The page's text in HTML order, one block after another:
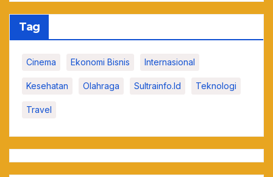
Tag
Cinema Ekonomi Bisnis Internasional
Kesehatan Olahraga Sultrainfo.id Teknologi
Travel